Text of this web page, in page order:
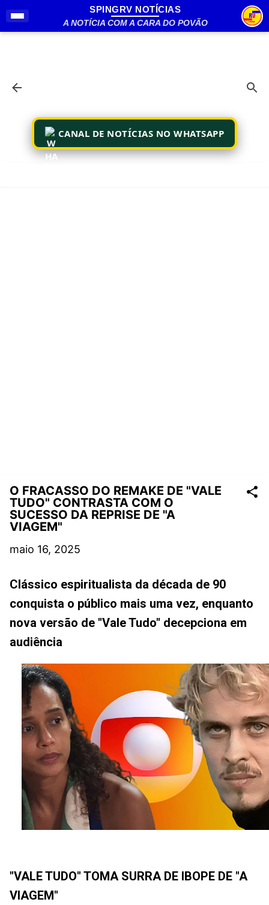
Pular para o conteúdo principal
SPINGRV NOTÍCIAS
A NOTÍCIA COM A CARA DO POVÃO
CANAL DE NOTÍCIAS NO WHATSAPP
O FRACASSO DO REMAKE DE "VALE
TUDO" CONTRASTA COM O
SUCESSO DA REPRISE DE "A
VIAGEM"
maio 16, 2025
Clássico espiritualista da década de 90
conquista o público mais uma vez, enquanto
nova versão de "Vale Tudo" decepciona em
audiência
"VALE TUDO" TOMA SURRA DE IBOPE DE "A
VIAGEM"